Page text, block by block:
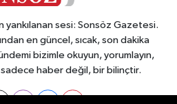
yankılanan sesi: Sonsöz Gazetesi.
en güncel, sıcak, son dakika
bizimle okuyun, yorumlayın,
haber değil, bir bilinçtir.